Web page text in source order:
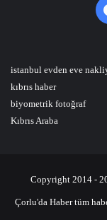
istanbul evden eve
kıbrıs haber
biyometrik fotoğraf
Kıbrıs Araba
Copyright 2014 -
Çorlu'da Haber tüm